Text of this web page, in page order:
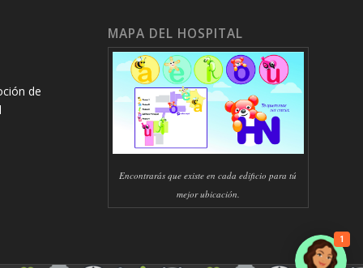
1
de
MAPA DEL HOSPITAL
Encontrarás que existe en cada edificio para tú
mejor ubicación.